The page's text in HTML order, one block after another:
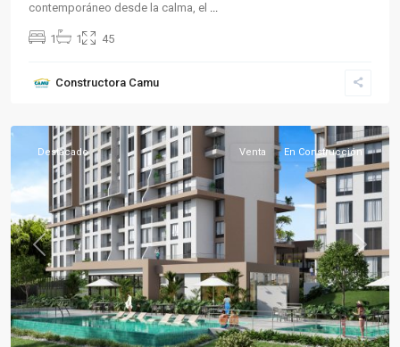
contemporáneo desde la calma, el ...
1 1 45
Constructora Camu
Norte,
Previous Next
Destacado Venta En Construcción